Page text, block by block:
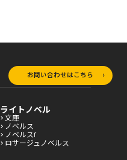
お問い合わせはこちら
ライトノベル
文庫
ノベルス
ノベルスf
ロサージュノベルス